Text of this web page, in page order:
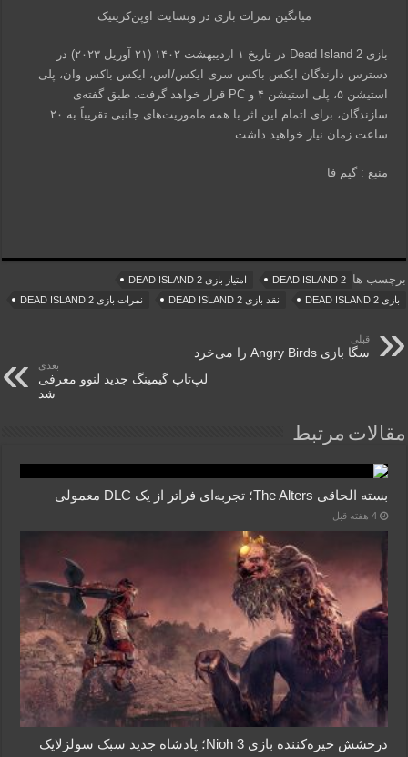
میانگین نمرات بازی در وبسایت اوپن‌کریتیک
بازی Dead Island 2 در تاریخ ۱ اردیبهشت ۱۴۰۲ (۲۱ آوریل ۲۰۲۳) در
دسترس دارندگان ایکس باکس سری ایکس/اس، ایکس باکس وان، پلی
استیشن ۵، پلی استیشن ۴ و PC قرار خواهد گرفت. طبق گفته‌ی
سازندگان، برای اتمام این اثر با همه ماموریت‌های جانبی تقریباً به ۲۰
ساعت زمان نیاز خواهید داشت.
منبع : گیم فا
برچسب ها DEAD ISLAND 2
امتیاز بازی DEAD ISLAND 2
بازی DEAD ISLAND 2
نقد بازی DEAD ISLAND 2 نمرات بازی DEAD ISLAND 2
قبلی
سگا بازی Angry Birds را می‌خرد
بعدی
لپ‌تاپ گیمینگ جدید لنوو معرفی
شد
مقالات مرتبط
بسته الحاقی The Alters؛ تجربه‌ای فراتر از یک DLC معمولی
4 هفته قبل
درخشش خیره‌کننده بازی Nioh 3؛ پادشاه جدید سبک سولزلایک